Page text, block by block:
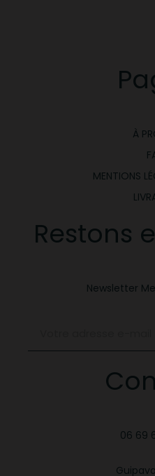
À
MENTIONS
Restons
Newsletter
06 69